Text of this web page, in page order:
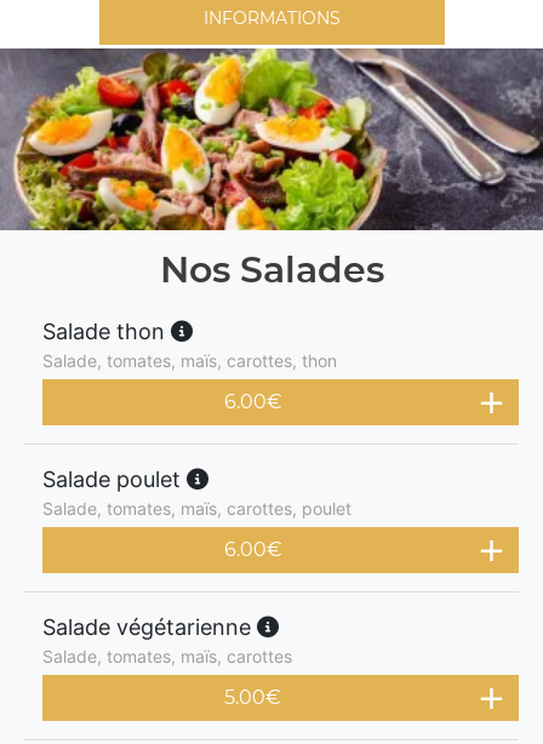
INFORMATIONS
Nos Salades
Salade thon
Salade, tomates, maïs, carottes, thon
6.00€
Salade poulet
Salade, tomates, maïs, carottes, poulet
6.00€
Salade végétarienne
Salade, tomates, maïs, carottes
5.00€